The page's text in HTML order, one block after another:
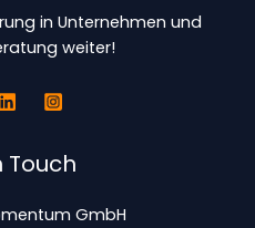
in Unternehmen und
weiter!
Touch
GmbH